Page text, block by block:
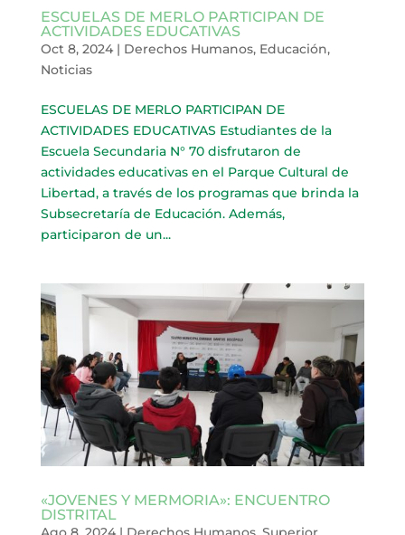
ESCUELAS DE MERLO PARTICIPAN DE
ACTIVIDADES EDUCATIVAS
Oct 8, 2024| Derechos Humanos, Educación,
Noticias
ESCUELAS DE MERLO PARTICIPAN DE
ACTIVIDADES EDUCATIVAS Estudiantes de la
Escuela Secundaria N° 70 disfrutaron de
actividades educativas en el Parque Cultural de
Libertad, a través de los programas que brinda la
Subsecretaría de Educación. Además,
participaron de un...
«JOVENES Y MERMORIA»: ENCUENTRO
DISTRITAL